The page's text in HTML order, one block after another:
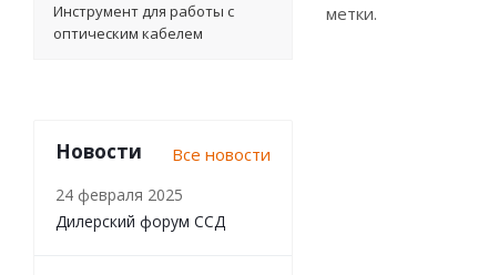
метки.
Инструмент для работы с
оптическим кабелем
Новости Все новости
24 февраля 2025
Дилерский форум ССД